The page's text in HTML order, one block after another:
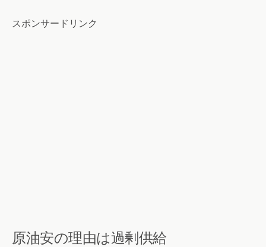
スポンサードリンク
原油安の理由は過剰供給